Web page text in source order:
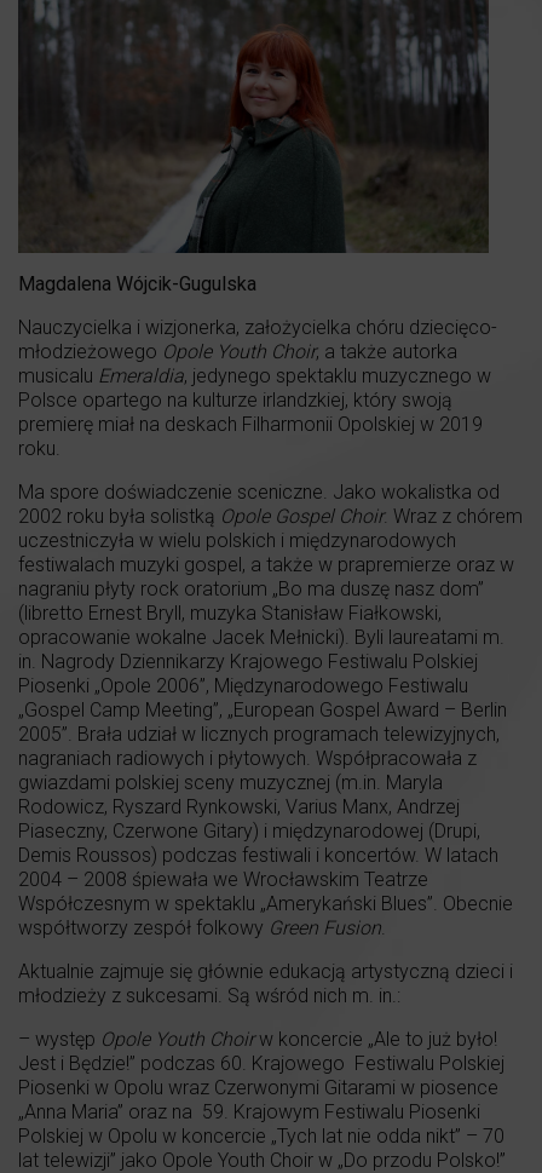
Magdalena Wójcik-Gugulska
Nauczycielka i wizjonerka, założycielka chóru dziecięco-
młodzieżowego Opole Youth Choir, a także autorka
musicalu Emeraldia, jedynego spektaklu muzycznego w
Polsce opartego na kulturze irlandzkiej, który swoją
premierę miał na deskach Filharmonii Opolskiej w 2019
roku.
Ma spore doświadczenie sceniczne. Jako wokalistka od
2002 roku była solistką Opole Gospel Choir. Wraz z chórem
uczestniczyła w wielu polskich i międzynarodowych
festiwalach muzyki gospel, a także w prapremierze oraz w
nagraniu płyty rock oratorium „Bo ma duszę nasz dom”
(libretto Ernest Bryll, muzyka Stanisław Fiałkowski,
opracowanie wokalne Jacek Mełnicki). Byli laureatami m.
in. Nagrody Dziennikarzy Krajowego Festiwalu Polskiej
Piosenki „Opole 2006”, Międzynarodowego Festiwalu
„Gospel Camp Meeting”, „European Gospel Award – Berlin
2005”. Brała udział w licznych programach telewizyjnych,
nagraniach radiowych i płytowych. Współpracowała z
gwiazdami polskiej sceny muzycznej (m.in. Maryla
Rodowicz, Ryszard Rynkowski, Varius Manx, Andrzej
Piaseczny, Czerwone Gitary) i międzynarodowej (Drupi,
Demis Roussos) podczas festiwali i koncertów. W latach
2004 – 2008 śpiewała we Wrocławskim Teatrze
Współczesnym w spektaklu „Amerykański Blues”. Obecnie
współtworzy zespół folkowy Green Fusion
Aktualnie zajmuje się głównie edukacją artystyczną dzieci i
młodzieży z sukcesami. Są wśród nich m. in.:
– występ Opole Youth Choirw koncercie „Ale to już było!
Jest i Będzie!” podczas 60. Krajowego Festiwalu Polskiej
Piosenki w Opolu wraz Czerwonymi Gitarami w piosence
„Anna Maria” oraz na 59. Krajowym Festiwalu Piosenki
Polskiej w Opolu w koncercie „Tych lat nie odda nikt” – 70
lat telewizji” jako Opole Youth Choir w „Do przodu Polsko!”